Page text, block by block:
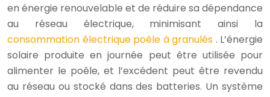
en énergie renouvelable et de réduire sa dépendance
au réseau électrique, minimisant ainsi la
consommation électrique poêle à granulés . L’énergie
solaire produite en journée peut être utilisée pour
alimenter le poêle, et l’excédent peut être revendu
au réseau ou stocké dans des batteries. Un système